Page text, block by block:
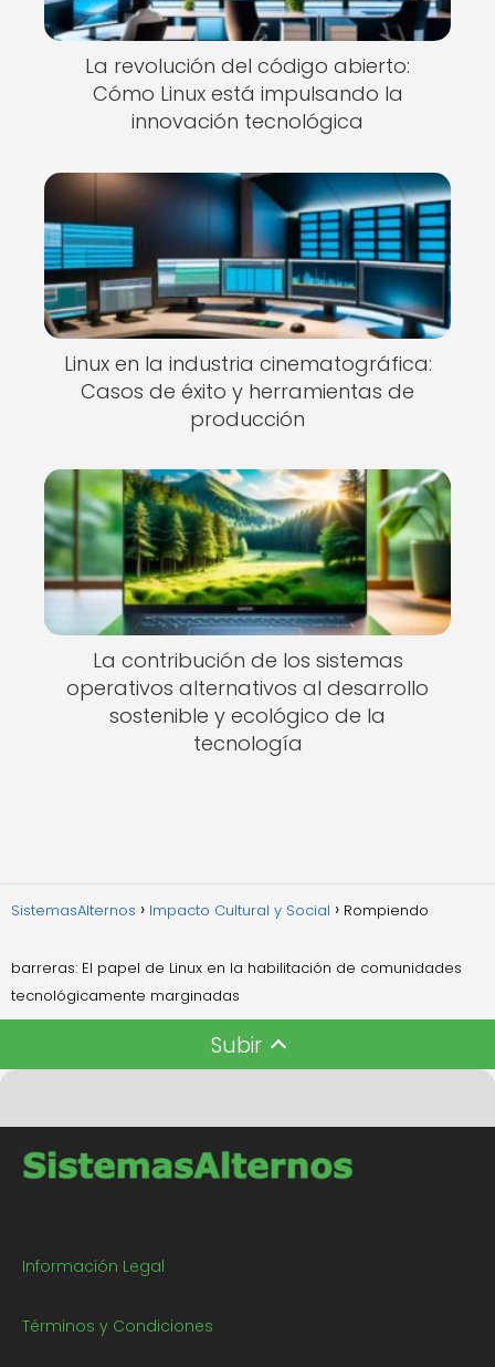
La revolución del código abierto:
Cómo Linux está impulsando la
innovación tecnológica
Linux en la industria cinematográfica:
Casos de éxito y herramientas de
producción
La contribución de los sistemas
operativos alternativos al desarrollo
sostenible y ecológico de la
tecnología
SistemasAlternos Impacto Cultural y Social Rompiendo
barreras: El papel de Linux en la habilitación de comunidades
tecnológicamente marginadas
Subir
Información Legal
Términos y Condiciones